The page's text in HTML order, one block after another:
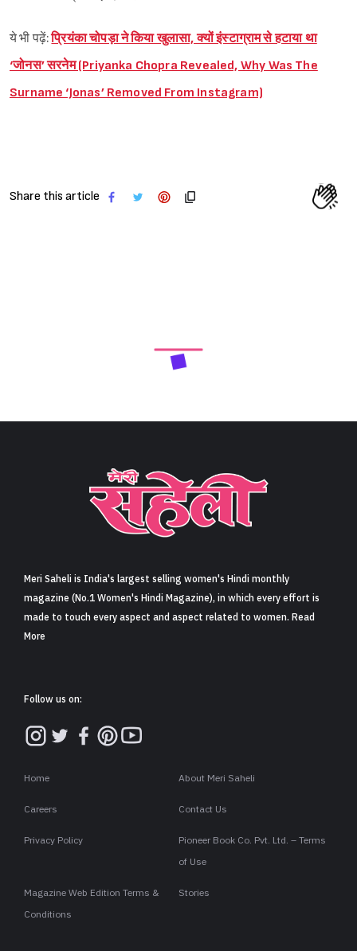
ये भी पढ़ें:प्रियंका चोपड़ा ने किया खुलासा, क्यों इंस्टाग्राम से हटाया था
‘जोनस’ सरनेम (Priyanka Chopra Revealed, Why Was The
Surname ‘Jonas’ Removed From Instagram)
Share this article
Next Article
जब आमिर खान को ‘गजनी’ प्रदीप रावत की वजह से मिली थी…
(When Aamir Khan got ‘Ghajini’ because of Pradeep
कही-अनकहीं बातें फिल्मी गलियारे में गूंज रही हैं.
जैसे अपने करियर के शुरुआती संघर्ष के दिनों में प्रदीप कई महीनों तक सलमान
आदत सी हो गई थी. उसी‌ दौरान उन्हें यह डर सताने लगा था कि कहीं यहां
रहते-रहते उनकी क्रिएटिविटी न ख़त्म हो जाए. तब वे सलमान के घर से चल
पड़े.
सलमान ने दिवंगत प्रदीप जी को श्रद्धांजलि देते हुए उनके साथ बीते हुए लम्हों
को याद किया था.